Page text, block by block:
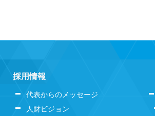
採用情報
代表からのメッセージ
人財ビジョン